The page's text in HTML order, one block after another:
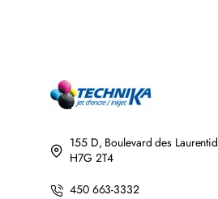
155 D, Boulevard des
H7G 2T4
450 663-3332